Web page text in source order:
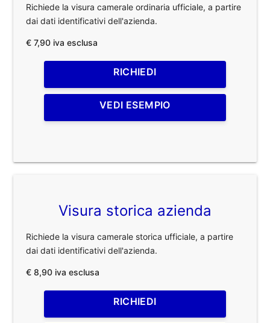
Richiede la visura camerale ordinaria ufficiale, a partire
dai dati identificativi dell'azienda.
€ 7,90 iva esclusa
RICHIEDI
VEDI ESEMPIO
Visura storica azienda
Richiede la visura camerale storica ufficiale, a partire
dai dati identificativi dell'azienda.
€ 8,90 iva esclusa
RICHIEDI